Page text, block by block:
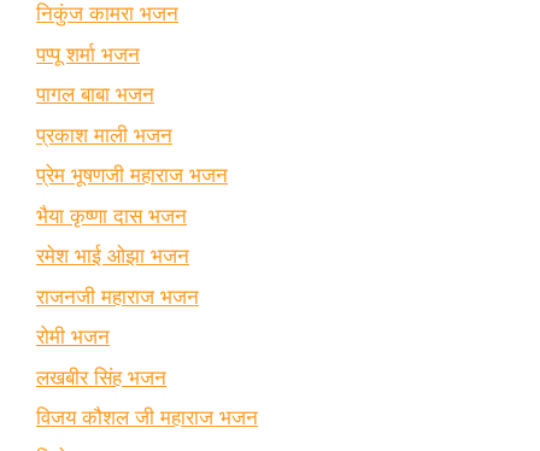
निकुंज कामरा भजन
पप्पू शर्मा भजन
पागल बाबा भजन
प्रकाश माली भजन
प्रेम भूषणजी महाराज भजन
भैया कृष्णा दास भजन
रमेश भाई ओझा भजन
राजनजी महाराज भजन
रोमी भजन
लखबीर सिंह भजन
विजय कौशल जी महाराज भजन